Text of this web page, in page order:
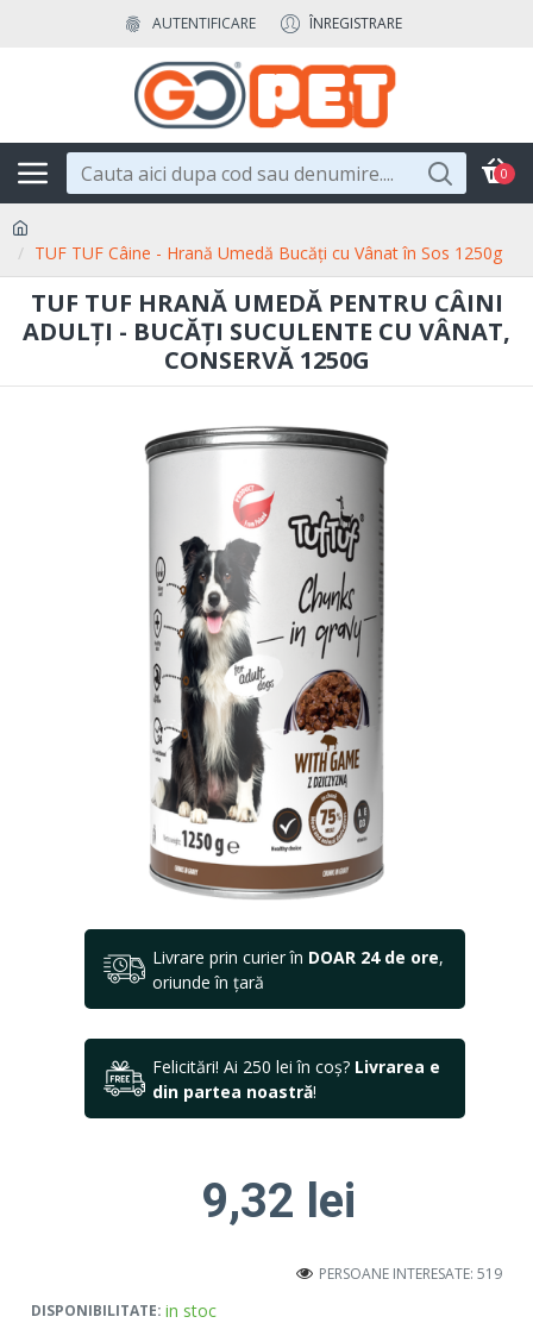
AUTENTIFICARE ÎNREGISTRARE
0
TUF TUF Câine - Hrană Umedă Bucăți cu Vânat în Sos 1250g
TUF TUF HRANĂ UMEDĂ PENTRU CÂINI
ADULȚI - BUCĂȚI SUCULENTE CU VÂNAT,
CONSERVĂ 1250G
Livrare prin curier în DOAR 24 de ore,
oriunde în țară
Felicitări! Ai 250 lei în coș? Livrarea e
din partea noastră!
DISPONIBILITATE: in stoc
PERSOANE INTERESATE: 519
9,32 lei